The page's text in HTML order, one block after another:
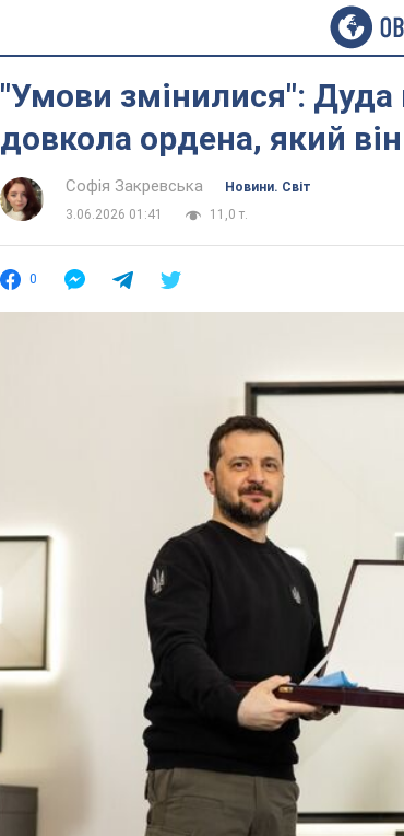
"Умови змінилися": Дуда
довкола ордена, який
Софія Закревська
Новини. Світ
3.06.2026 01:41
11,0 т.
0